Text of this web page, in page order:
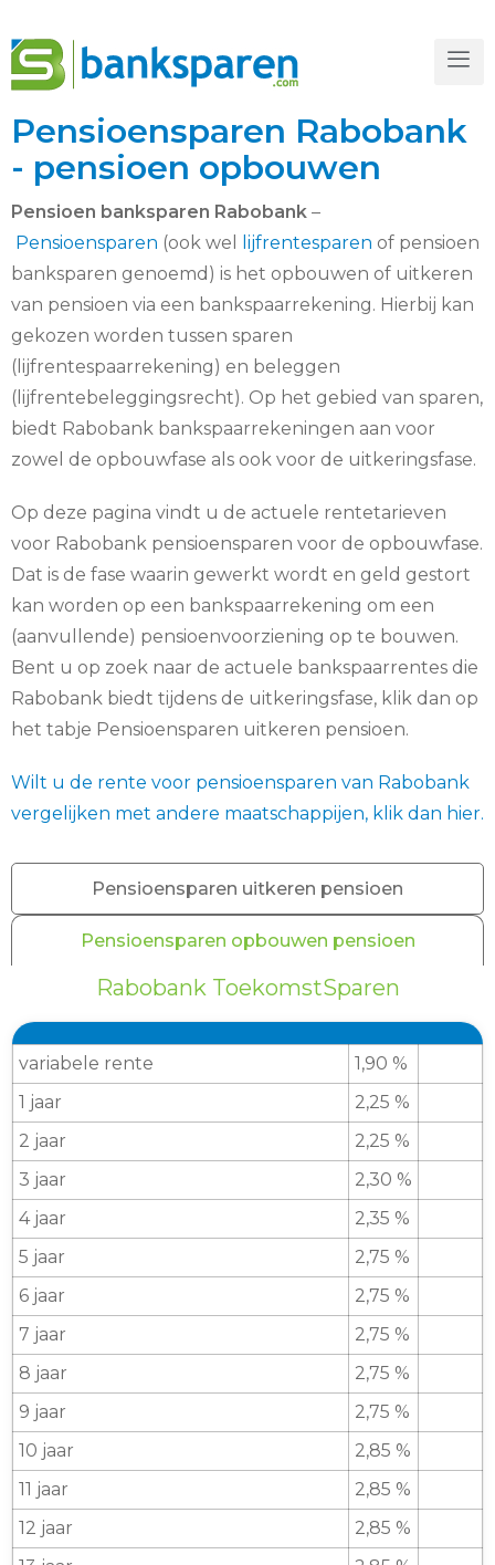
Pensioensparen Rabobank
- pensioen opbouwen
Pensioen banksparen Rabobank –
Pensioensparen (ook wel lijfrentesparen of pensioen
banksparen genoemd) is het opbouwen of uitkeren
van pensioen via een bankspaarrekening. Hierbij kan
gekozen worden tussen sparen
(lijfrentespaarrekening) en beleggen
(lijfrentebeleggingsrecht). Op het gebied van sparen,
biedt Rabobank bankspaarrekeningen aan voor
zowel de opbouwfase als ook voor de uitkeringsfase.
Op deze pagina vindt u de actuele rentetarieven
voor Rabobank pensioensparen voor de opbouwfase.
Dat is de fase waarin gewerkt wordt en geld gestort
kan worden op een bankspaarrekening om een
(aanvullende) pensioenvoorziening op te bouwen.
Bent u op zoek naar de actuele bankspaarrentes die
Rabobank biedt tijdens de uitkeringsfase, klik dan op
het tabje Pensioensparen uitkeren pensioen.
Wilt u de rente voor pensioensparen van Rabobank
vergelijken met andere maatschappijen, klik dan hier.
Pensioensparen opbouwen pensioen
Pensioensparen uitkeren pensioen
Rabobank ToekomstSparen
variabele rente
1,90 %
1 jaar
2,25 %
2 jaar
2,25 %
3 jaar
2,30 %
4 jaar
2,35 %
5 jaar
2,75 %
6 jaar
2,75 %
7 jaar
2,75 %
8 jaar
2,75 %
9 jaar
2,75 %
10 jaar
2,85 %
11 jaar
2,85 %
12 jaar
2,85 %